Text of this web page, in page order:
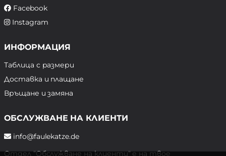
Facebook
Instagram
ИНФОРМАЦИЯ
Таблица с размери
Доставка и плащане
Връщане и замяна
ОБСЛУЖВАНЕ НА КЛИЕНТИ
info@faulekatze.de
Отдел "Обслужване на клиенти" е на твое